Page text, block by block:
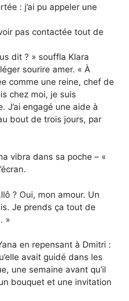
: j’ai pu appeler une
pas contactée tout de
dit ? » souffla Klara
sourire amer. « À
comme une reine, chef de
chez moi, je suis
J’ai engagé une aide à
bout de trois jours, par
vibra dans sa poche – «
? Oui, mon amour. Un
Je prends ça tout de
»
en repensant à Dmitri :
avait guidé dans les
une semaine avant qu’il
bouquet et une invitation